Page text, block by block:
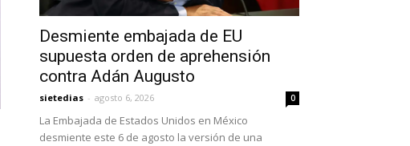
Desmiente embajada de EU
supuesta orden de aprehensión
contra Adán Augusto
sietedias - agosto 6, 2026 0
La Embajada de Estados Unidos en México
desmiente este 6 de agosto la versión de una